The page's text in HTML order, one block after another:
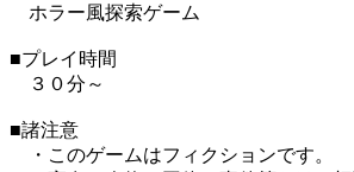
ホラー風探索ゲーム
■プレイ時間
３０分～
■諸注意
・このゲームはフィクションです。